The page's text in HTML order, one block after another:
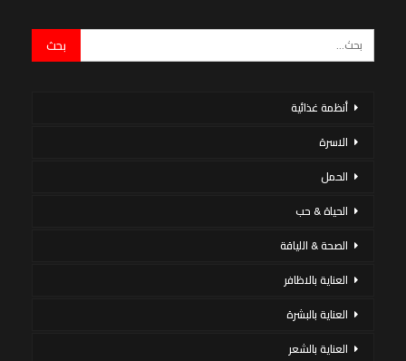
أنظمة غذائية
الاسرة
الحمل
الحياة & حب
الصحة & اللياقة
العناية بالاظافر
العناية بالبشرة
العناية بالشعر